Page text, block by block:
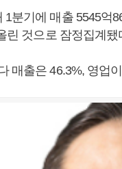
1분기에 매출 5545억
린 것으로 잠정집계됐
매출은 46.3%, 영업